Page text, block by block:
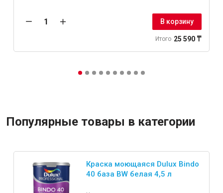
В корзину
Итого 25 590 ₸
Популярные товары в категории
Краска моющаяся Dulux Bindo
40 база BW белая 4,5 л